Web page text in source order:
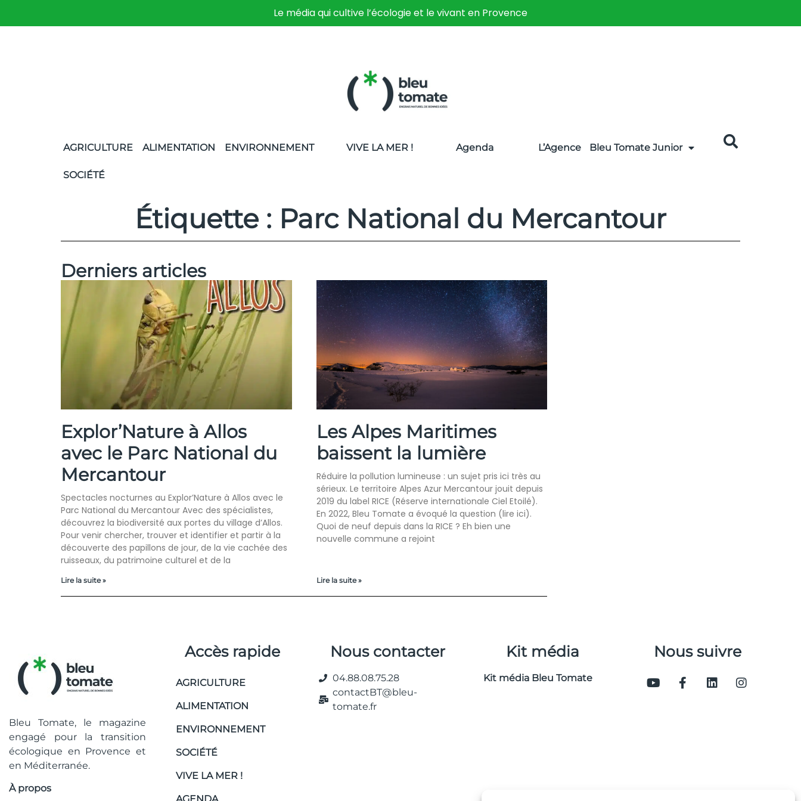
Le média qui cultive l’écologie et le vivant en Provence
AGRICULTURE ALIMENTATION ENVIRONNEMENT
SOCIÉTÉ
VIVE LA MER ! Agenda L’Agence Bleu Tomate Junior
Étiquette : Parc National du Mercantour
Derniers articles
Explor’Nature à Allos
avec le Parc National du
Mercantour
Spectacles nocturnes au Explor’Nature à Allos avec le
Parc National du Mercantour Avec des spécialistes,
découvrez la biodiversité aux portes du village d’Allos.
Pour venir chercher, trouver et identifier et partir à la
découverte des papillons de jour, de la vie cachée des
ruisseaux, du patrimoine culturel et de la
Lire la suite »
Les Alpes Maritimes
baissent la lumière
Réduire la pollution lumineuse : un sujet pris ici très au
sérieux. Le territoire Alpes Azur Mercantour jouit depuis
2019 du label RICE (Réserve internationale Ciel Etoilé).
En 2022, Bleu Tomate a évoqué la question (lire ici).
Quoi de neuf depuis dans la RICE ? Eh bien une
nouvelle commune a rejoint
Lire la suite »
Bleu Tomate, le magazine
engagé pour la transition
écologique en Provence et
en Méditerranée.
À propos
Accès rapide
AGRICULTURE
ALIMENTATION
ENVIRONNEMENT
SOCIÉTÉ
VIVE LA MER !
Nous contacter
04.88.08.75.28
contactBT@bleu-
tomate.fr
Kit média
Kit média Bleu Tomate
Nous suivre